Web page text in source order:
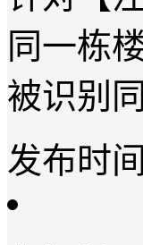
同一栋
被识别
发布时